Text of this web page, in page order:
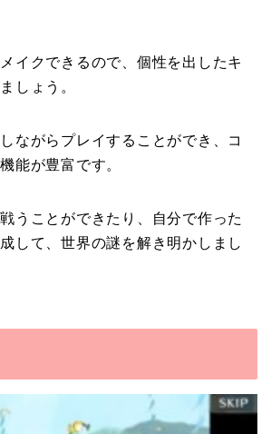
イクできるので、個性を出したキ
しょう。
ながらプレイすることができ、コ
能が豊富です。
うことができたり、自分で作った
して、世界の謎を解き明かしまし